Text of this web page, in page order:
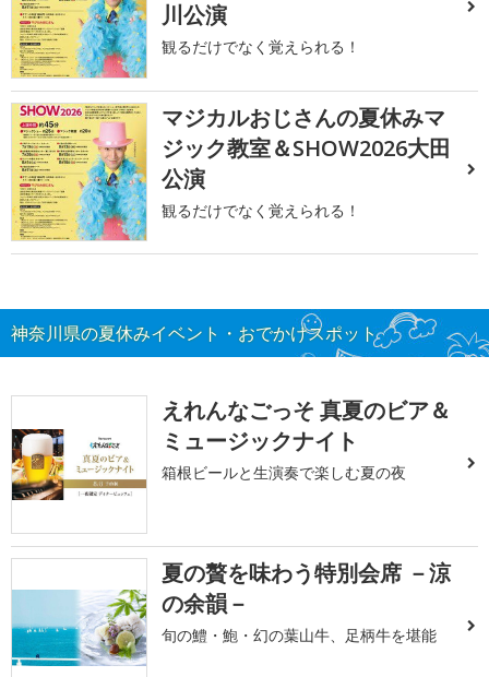
川公演
観るだけでなく覚えられる！
マジカルおじさんの夏休みマ
ジック教室＆SHOW2026大田
公演
観るだけでなく覚えられる！
神奈川県の夏休みイベント・おでかけスポット
えれんなごっそ 真夏のビア＆
ミュージックナイト
箱根ビールと生演奏で楽しむ夏の夜
夏の贅を味わう特別会席 －涼
の余韻－
旬の鱧・鮑・幻の葉山牛、足柄牛を堪能